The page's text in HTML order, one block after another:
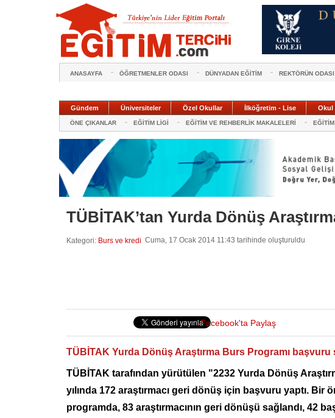
ANASAYFA ÖĞRETMENLER ODASI DÜNYADAN EĞİTİM REKTÖRÜN ODASI
Gündem Üniversiteler Özel Okullar İlköğretim - Lise Okul
ÖNE ÇIKANLAR EĞİTİM LİGİ EĞİTİM VE REHBERLİK MAKALELERİ
TÜBİTAK’tan Yurda Dönüş
Kategori: Burs ve kredi Cuma, 17 Ocak 2014 11:43 tarihinde oluşturuldu
Facebook'ta Paylaş
TÜBİTAK Yurda Dönüş Araştırma Burs Programı
TÜBİTAK tarafından yürütülen "2232 Yurda Dönüş
yılında 172 araştırmacı geri dönüş için başvuru yaptı. Bir
programda, 83 araştırmacının geri dönüşü sağlandı, 42